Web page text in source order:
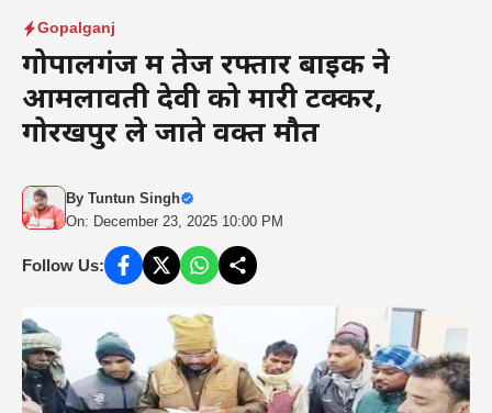
Gopalganj
गोपालगंज में तेज रफ्तार बाइक ने
आमलावती देवी को मारी टक्कर,
गोरखपुर ले जाते वक्त मौत
By Tuntun Singh
On: December 23, 2025 10:00 PM
Follow Us: